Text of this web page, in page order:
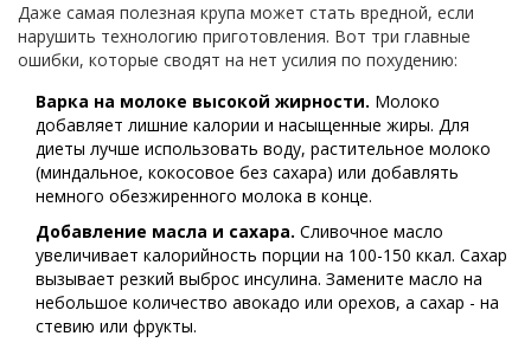
Даже самая полезная крупа может стать вредной, если
нарушить технологию приготовления. Вот три главные
ошибки, которые сводят на нет усилия по похудению:
Варка на молоке высокой жирности. Молоко
добавляет лишние калории и насыщенные жиры. Для
диеты лучше использовать воду, растительное молоко
(миндальное, кокосовое без сахара) или добавлять
немного обезжиренного молока в конце.
Добавление масла и сахара. Сливочное масло
увеличивает калорийность порции на 100-150 ккал. Сахар
вызывает резкий выброс инсулина. Замените масло на
небольшое количество авокадо или орехов, а сахар - на
стевию или фрукты.